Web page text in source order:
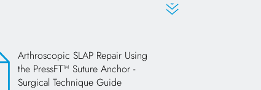
Arthroscopic SLAP Repair Using
the PressFT™ Suture Anchor -
Surgical Technique Guide